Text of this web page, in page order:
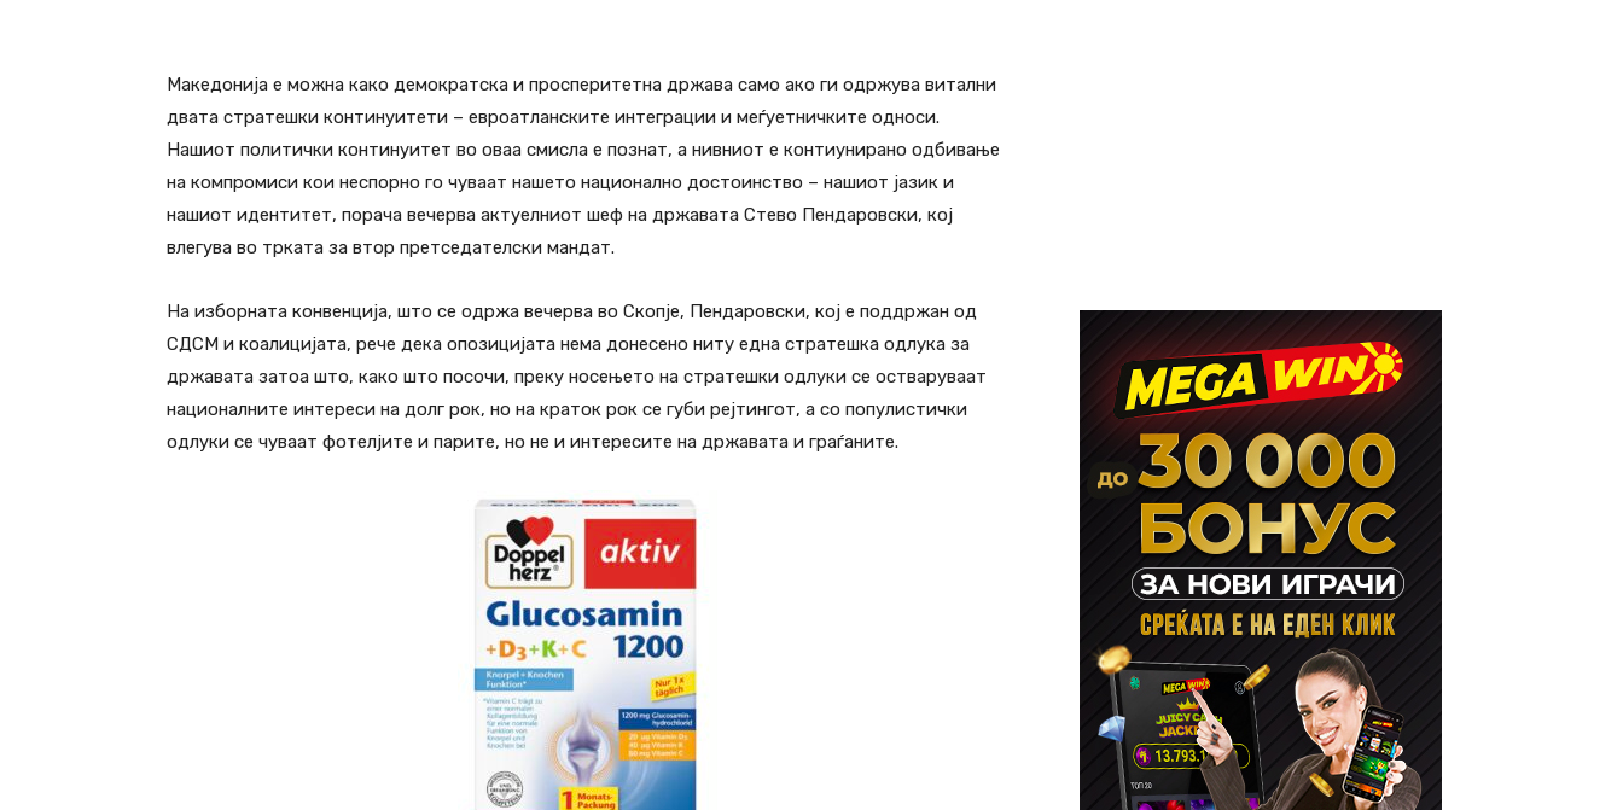
Македонија е можна како демократска и просперитетна држава само ако ги одржува витални
двата стратешки континуитети – евроатланските интеграции и меѓуетничките односи.
Нашиот политички континуитет во оваа смисла е познат, а нивниот е контиунирано одбивање
на компромиси кои неспорно го чуваат нашето национално достоинство – нашиот јазик и
нашиот идентитет, порача вечерва актуелниот шеф на државата Стево Пендаровски, кој
влегува во трката за втор претседателски мандат.
На изборната конвенција, што се одржа вечерва во Скопје, Пендаровски, кој е поддржан од
СДСМ и коалицијата, рече дека опозицијата нема донесено ниту една стратешка одлука за
државата затоа што, како што посочи, преку носењето на стратешки одлуки се остваруваат
националните интереси на долг рок, но на краток рок се губи рејтингот, а со популистички
одлуки се чуваат фотелјите и парите, но не и интересите на државата и граѓаните.